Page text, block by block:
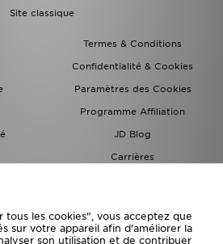
Site classique
Termes & Conditions
Confidentialité & Cookies
Paramètres des Cookies
Programme Affiliation
JD Blog
Carrières
tous les cookies", vous acceptez que
sur votre appareil afin d'améliorer la
son utilisation et de contribuer